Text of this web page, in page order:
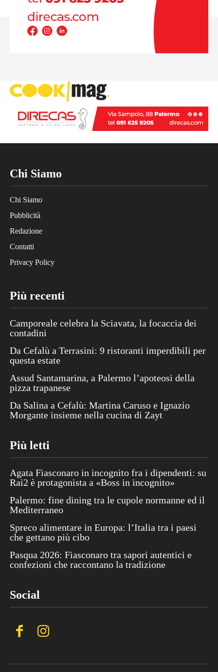
Chi Siamo
Chi Siamo
Pubblicità
Redazione
Contatti
Privacy Policy
Più recenti
Camporeale celebra la Sciavata, la focaccia dei
contadini
Da Cefalù a Terrasini: 9 ristoranti imperdibili per
questa estate
Assud Santamarina, a Palermo l’apoteosi della
pizza trapanese
Da Salina a Cefalù: Martina Caruso e Ignazio
Morgante insieme nella cucina di Zayt
Più letti
Agata Fiasconaro in incognito fra i dipendenti: su
Rai2 è protagonista a «Boss in incognito»
Palermo: fine dining tra le cupole normanne ed il
Mediterraneo
Spreco alimentare in Europa: l’Italia tra i paesi
che gettano più cibo
Pasqua 2026: Fiasconaro tra sapori autentici e
confezioni che raccontano la tradizione
Social